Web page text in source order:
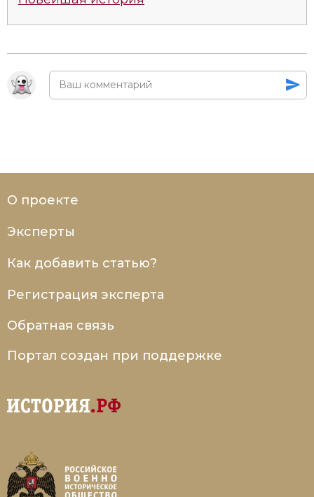
О проекте
Эксперты
Как добавить статью?
Регистрация эксперта
Обратная связь
Портал создан при поддержке